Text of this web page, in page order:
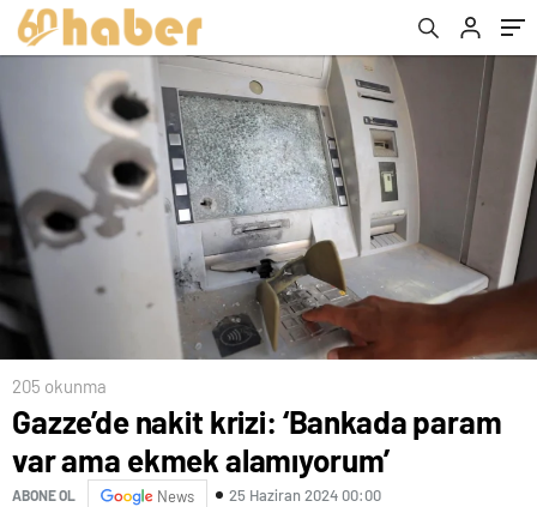
205 okunma
Gazze’de nakit krizi: ‘Bankada param
var ama ekmek alamıyorum’
ABONE OL News 25 Haziran 2024 00:00